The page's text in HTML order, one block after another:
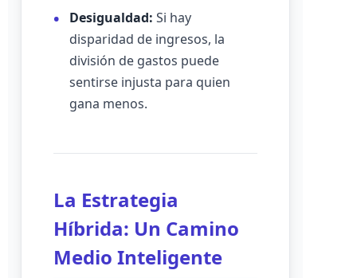
Desigualdad: Si hay
disparidad de ingresos, la
división de gastos puede
sentirse injusta para quien
gana menos.
La Estrategia
Híbrida: Un Camino
Medio Inteligente